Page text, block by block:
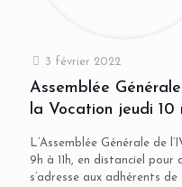
3 février 2022
Assemblée
la Vocation jeudi 10
L’Assemblée Générale de
9h à 11h, en distanciel pour
s’adresse aux adhérents de